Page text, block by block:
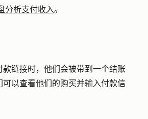
分析支付收入。
款链接时，他们会被带到一个结账
可以查看他们的购买并输入付款信